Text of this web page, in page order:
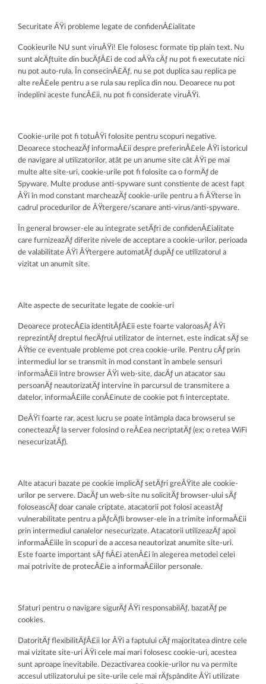
Securitate ÅŸi probleme legate de confidenÅ£ialitate
Cookieurile NU sunt viruÅŸi! Ele folosesc formate tip plain text. Nu
sunt alcÄƒtuite din bucÄƒÅ£i de cod aÅŸa cÄƒ nu pot fi executate nici
nu pot auto-rula. În consecinÅ£Äƒ, nu se pot duplica sau replica pe
alte reÅ£ele pentru a se rula sau replica din nou. Deoarece nu pot
îndeplini aceste funcÅ£ii, nu pot fi considerate viruÅŸi.
Cookie-urile pot fi totuÅŸi folosite pentru scopuri negative.
Deoarece stocheazÄƒ informaÅ£ii despre preferinÅ£ele ÅŸi istoricul
de navigare al utilizatorilor, atât pe un anume site cât ÅŸi pe mai
multe alte site-uri, cookie-urile pot fi folosite ca o formÄƒ de
Spyware. Multe produse anti-spyware sunt constiente de acest fapt
ÅŸi în mod constant marcheazÄƒ cookie-urile pentru a fi ÅŸterse în
cadrul procedurilor de ÅŸtergere/scanare anti-virus/anti-spyware.
În general browser-ele au integrate setÄƒri de confidenÅ£ialitate
care furnizeazÄƒ diferite nivele de acceptare a cookie-urilor, perioada
de valabilitate ÅŸi ÅŸtergere automatÄƒ dupÄƒ ce utilizatorul a
vizitat un anumit site.
Alte aspecte de securitate legate de cookie-uri
Deoarece protecÅ£ia identitÄƒÅ£ii este foarte valoroasÄƒ ÅŸi
reprezintÄƒ dreptul fiecÄƒrui utilizator de internet, este indicat sÄƒ se
ÅŸtie ce eventuale probleme pot crea cookie-urile. Pentru cÄƒ prin
intermediul lor se transmit în mod constant în ambele sensuri
informaÅ£ii între browser ÅŸi web-site, dacÄƒ un atacator sau
persoanÄƒ neautorizatÄƒ intervine în parcursul de transmitere a
datelor, informaÅ£iile conÅ£inute de cookie pot fi interceptate.
DeÅŸi foarte rar, acest lucru se poate întâmpla daca browserul se
conecteazÄƒ la server folosind o reÅ£ea necriptatÄƒ (ex: o retea WiFi
nesecurizatÄƒ).
Alte atacuri bazate pe cookie implicÄƒ setÄƒri greÅŸite ale cookie-
urilor pe servere. DacÄƒ un web-site nu solicitÄƒ browser-ului sÄƒ
foloseascÄƒ doar canale criptate, atacatorii pot folosi aceastÄƒ
vulnerabilitate pentru a pÄƒcÄƒli browser-ele în a trimite informaÅ£ii
prin intermediul canalelor nesecurizate. Atacatorii utilizeazÄƒ apoi
informaÅ£iile în scopuri de a accesa neautorizat anumite site-uri.
Este foarte important sÄƒ fiÅ£i atenÅ£i în alegerea metodei celei
mai potrivite de protecÅ£ie a informaÅ£iilor personale.
Sfaturi pentru o navigare sigurÄƒ ÅŸi responsabilÄƒ, bazatÄƒ pe
cookies.
DatoritÄƒ flexibilitÄƒÅ£ii lor ÅŸi a faptului cÄƒ majoritatea dintre cele
mai vizitate site-uri ÅŸi cele mai mari folosesc cookie-uri, acestea
sunt aproape inevitabile. Dezactivarea cookie-urilor nu va permite
accesul utilizatorului pe site-urile cele mai rÄƒspândite ÅŸi utilizate